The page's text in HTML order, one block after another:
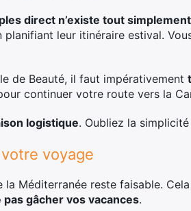
direct n’existe tout
leur itinéraire estival.
de Beauté, il faut impérativement
continuer votre route vers la
logistique. Oubliez la simplicité
voyage
la Méditerranée reste faisable.
pas gâcher vos vacances.